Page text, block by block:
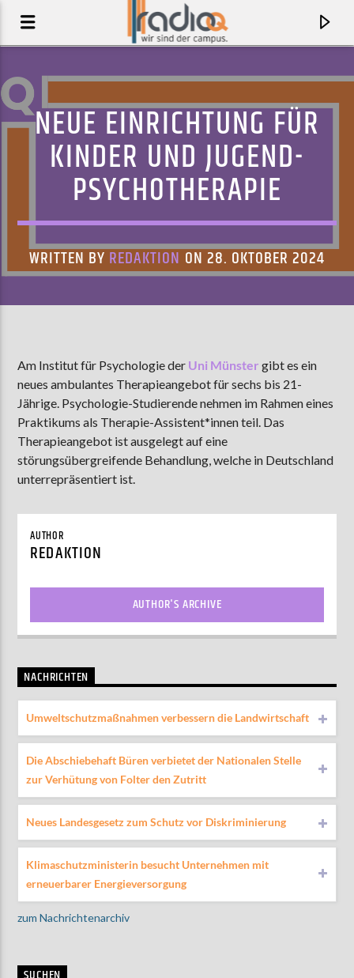
AKTUELLE SENDUNG
MOEBIUS
19:00 24:00
NEUE EINRICHTUNG FÜR
KINDER UND JUGEND-
PSYCHOTHERAPIE
WRITTEN BY REDAKTION ON 28. OKTOBER 2024
Am Institut für Psychologie der Uni Münster gibt es ein
neues ambulantes Therapieangebot für sechs bis 21-
Jährige. Psychologie-Studierende nehmen im Rahmen eines
Praktikums als Therapie-Assistent*innen teil. Das
Therapieangebot ist ausgelegt auf eine
störungsübergreifende Behandlung, welche in Deutschland
unterrepräsentiert ist.
AUTHOR
REDAKTION
AUTHOR'S ARCHIVE
NACHRICHTEN
Umweltschutzmaßnahmen verbessern die Landwirtschaft
Die Abschiebehaft Büren verbietet der Nationalen Stelle
zur Verhütung von Folter den Zutritt
Neues Landesgesetz zum Schutz vor Diskriminierung
Klimaschutzministerin besucht Unternehmen mit
erneuerbarer Energieversorgung
zum Nachrichtenarchiv